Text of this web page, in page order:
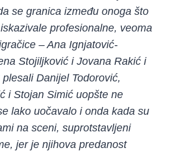
se granica između onoga što
profesionalne, veoma
– Ana Ignjatović-
Stojiljković i Jovana Rakić i
Danijel Todorović,
i Stojan Simić uopšte ne
lako uočavalo i onda kada su
na sceni, suprotstavljeni
jer je njihova predanost